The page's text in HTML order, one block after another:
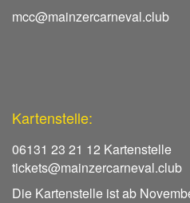
mcc@mainzercarneval.club
Kartenstelle:
06131 23 21 12 Kartenstelle
tickets@mainzercarneval.club
Die Kartenstelle ist ab